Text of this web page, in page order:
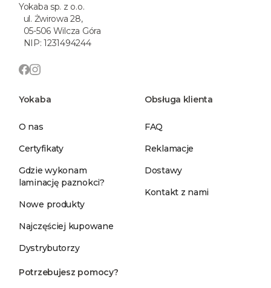
Yokaba sp. z o.o.
ul. Żwirowa 28,
05-506 Wilcza Góra
NIP: 1231494244
Yokaba
O nas
Certyfikaty
Gdzie wykonam
laminację paznokci?
Nowe produkty
Najczęściej kupowane
Dystrybutorzy
Obsługa klienta
FAQ
Reklamacje
Dostawy
Kontakt z nami
Potrzebujesz pomocy?